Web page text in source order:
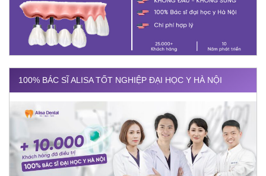
100% BÁC SĨ ALISA TỐT NGHIỆP ĐẠI HỌC Y HÀ NỘI